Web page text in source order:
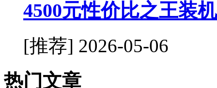
4500元性价比之王装
[推荐] 2026-05-06
热门文章